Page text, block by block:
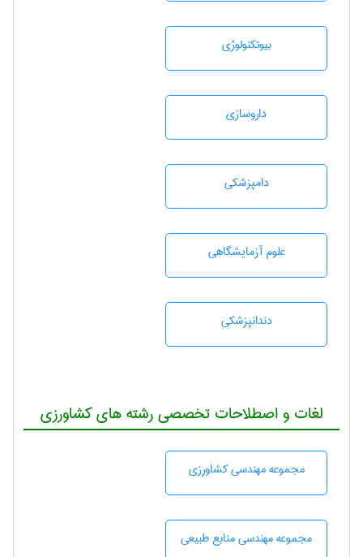
بيوتكنولوژی
داروسازی
دامپزشكی
علوم آزمايشگاهی
دندانپزشكی
لغات و اصطلاحات تخصصی رشته های کشاورزی
مجموعه مهندسی كشاورزی
مجموعه مهندسی منابع طبيعی